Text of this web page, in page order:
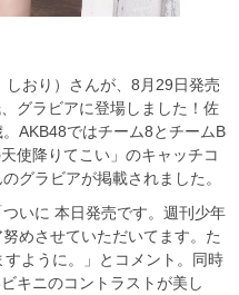
おり）さんが、8月29日発売
グラビアに登場しました！佐
AKB48ではチーム8とチームB
使降りてこい」のキャッチコ
グラビアが掲載されました。
いに 本日発売です。週刊少年
めさせていただいてます。た
ように。」とコメント。同時
キニのコントラストが美し